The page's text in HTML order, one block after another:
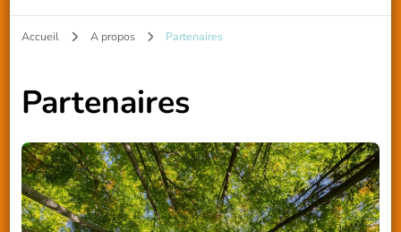
Accueil A propos Partenaires
Partenaires